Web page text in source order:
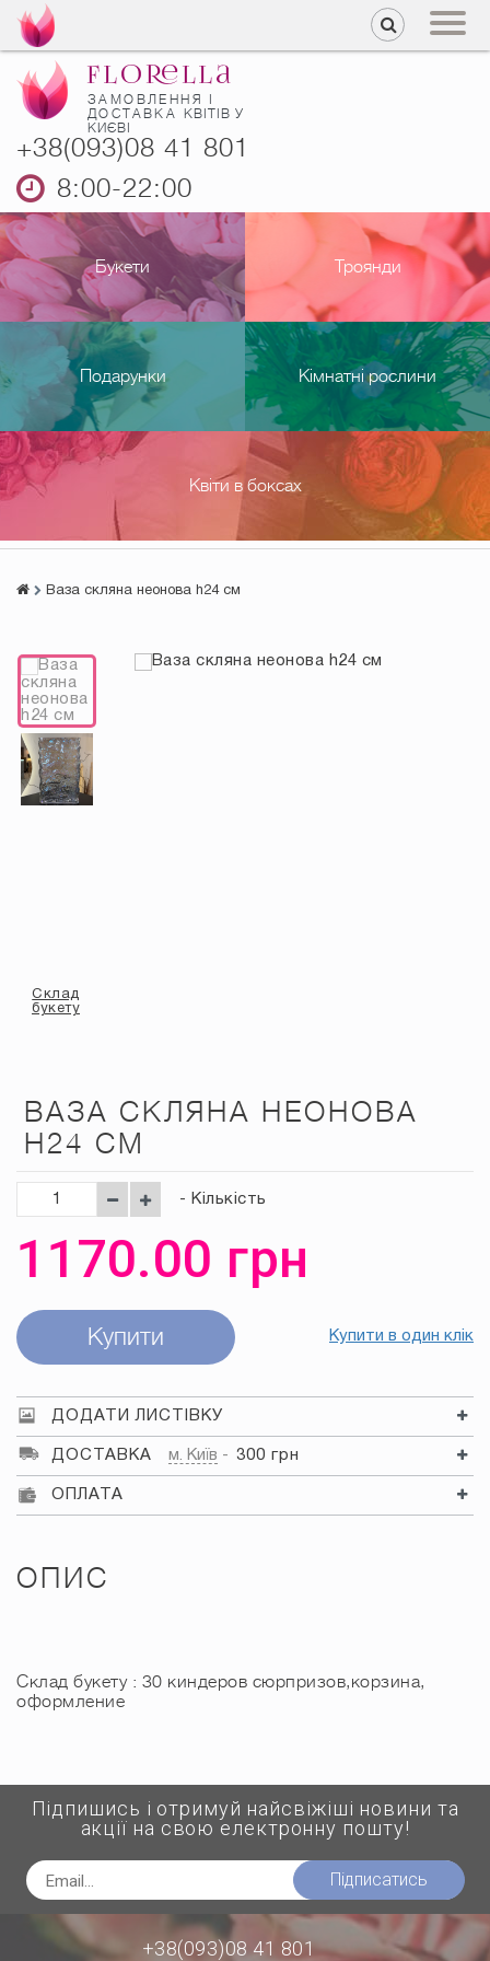
ЗАМОВЛЕННЯ І
ДОСТАВКА КВІТІВ У
КИЄВІ
+38(093)08 41 801
8:00-22:00
Букети Троянди
Подарунки Кімнатні рослини
Квіти в боксах
Ваза скляна неонова h24 см
Склад
букету
ВАЗА СКЛЯНА НЕОНОВА
H24 СМ
- Кількість
1170.00 грн
Купити Купити в один клік
ДОДАТИ ЛИСТІВКУ
ДОСТАВКА м. Київ 300 грн
ОПЛАТА
ОПИС
Склад букету : 30 киндеров сюрпризов,корзина,
оформление
Підпишись і отримуй найсвіжіші новини та
акції на свою електронну пошту!
Підписатись
+38(093)08 41 801